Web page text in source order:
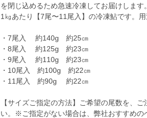
を閉じ込めるため急速冷凍してお届けします。
1㎏あたり【7尾〜11尾入】の冷凍鮎です。
・7尾入 約140g 約25㎝
・8尾入 約125g 約23㎝
・9尾入 約110g 約23㎝
・10尾入 約100g 約22㎝
・11尾入 約90g 約22㎝
【サイズご指定の方法】ご希望の尾数を、
い。※ご指定がない場合は、弊社おすすめの